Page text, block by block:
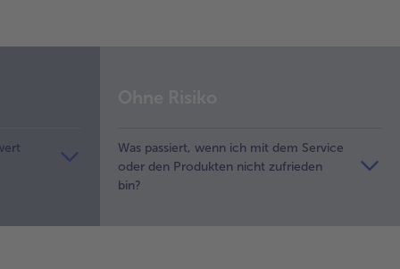
Was passiert, wenn ich mit dem Service
oder den Produkten nicht zufrieden
bin?